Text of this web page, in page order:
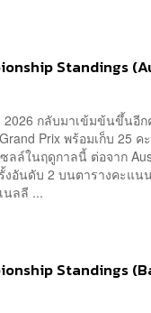
Standings
กลับมาเข้มข้นขึ้นอีก
Prix พร้อมเก็บ 25
ล์ในฤดูกาลนี้ ต่อจาก
อันดับ 2 บนตารางคะแน
ลลี ...
Standings